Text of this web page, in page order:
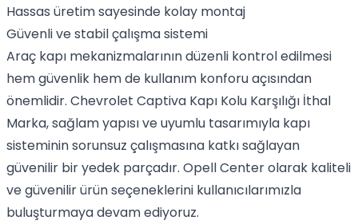
Hassas üretim sayesinde kolay montaj
Güvenli ve stabil çalışma sistemi
Araç kapı mekanizmalarının düzenli kontrol edilmesi
hem güvenlik hem de kullanım konforu açısından
önemlidir. Chevrolet Captiva Kapı Kolu Karşılığı İthal
Marka, sağlam yapısı ve uyumlu tasarımıyla kapı
sisteminin sorunsuz çalışmasına katkı sağlayan
güvenilir bir yedek parçadır. Opell Center olarak kaliteli
ve güvenilir ürün seçeneklerini kullanıcılarımızla
buluşturmaya devam ediyoruz.